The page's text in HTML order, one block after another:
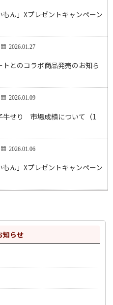
もん」Xプレゼントキャンペーン
2026.01.27
トとのコラボ商品発売のお知ら
2026.01.09
牛せり 市場成績について（1
2026.01.06
もん」Xプレゼントキャンペーン
知らせ